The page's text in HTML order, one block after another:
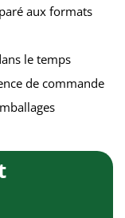
aux formats
le temps
de commande